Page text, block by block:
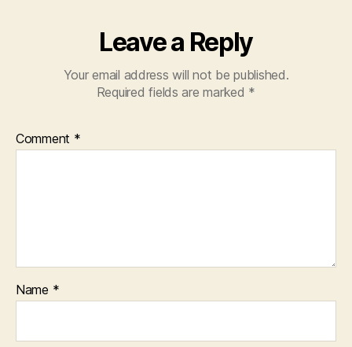
Leave a Reply
Your email address will not be published.
Required fields are marked *
Comment *
Name *